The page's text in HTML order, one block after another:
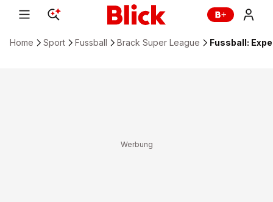
Home Sport Fussball Brack Super League Fussball: